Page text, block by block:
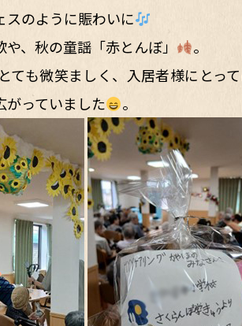
のように賑わいに
、秋の童謡「赤とんぼ」
。
ても微笑ましく、入居者様にとっ
がっていました
。